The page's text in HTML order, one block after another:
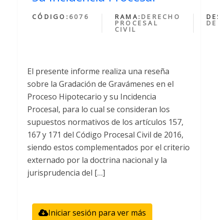
CÓDIGO: 6076 RAMA: DERECHO
PROCESAL
CIVIL
El presente informe realiza una reseña
sobre la Gradación de Gravámenes en el
Proceso Hipotecario y su Incidencia
Procesal, para lo cual se consideran los
supuestos normativos de los artículos 157,
167 y 171 del Código Procesal Civil de 2016,
siendo estos complementados por el criterio
externado por la doctrina nacional y la
jurisprudencia del […]
Iniciar sesión para ver más